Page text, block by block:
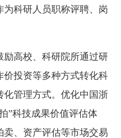
科研人员职称评聘、岗
高校、科研院所通过研
价投资等多种方式转化科
化管理方式。优化中国浙
”科技成果价值评估体
卖、资产评估等市场交易